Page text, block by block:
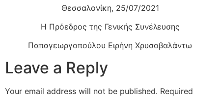
Θεσσαλονίκη, 25/07/2021
Η Πρόεδρος της Γενικής Συνέλευσης
Παπαγεωργοπούλου Ειρήνη Χρυσοβαλάντω
Leave a Reply
Your email address will not be published. Required